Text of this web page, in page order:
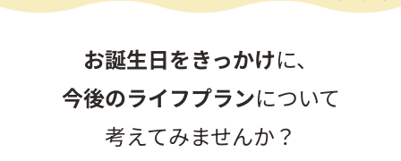
お誕生日をきっかけに、
今後のライフプランについて
考えてみませんか？